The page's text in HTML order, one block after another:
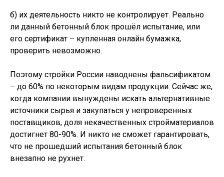
б) их деятельность никто не контролирует. Реально
ли данный бетонный блок прошёл испытание, или
его сертификат – купленная онлайн бумажка,
проверить невозможно.
Поэтому стройки России наводнены фальсификатом
– до 60% по некоторым видам продукции. Сейчас же,
когда компании вынуждены искать альтернативные
источники сырья и закупаться у непроверенных
поставщиков, доля некачественных стройматериалов
достигнет 80-90%. И никто не сможет гарантировать,
что не прошедший испытания бетонный блок
внезапно не рухнет.